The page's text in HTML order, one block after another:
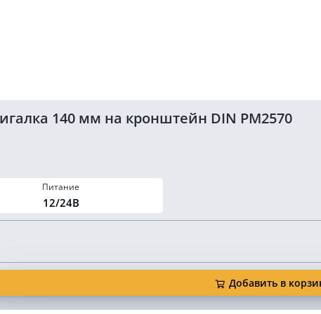
140 мм на кронштейн DIN PM2570
Питание
12/24В
Добавить в